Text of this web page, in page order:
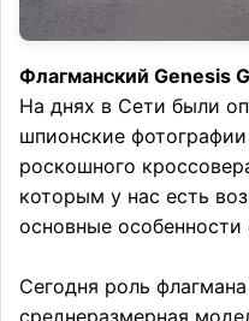
Флагманский Genesis
На днях в Сети были
шпионские
роскошного
которым у нас есть
основные особенности
Сегодня роль
среднеразмерная